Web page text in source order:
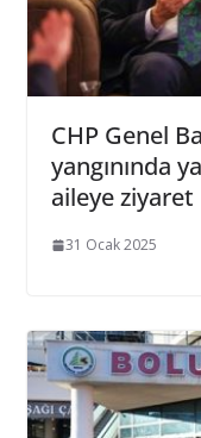
CHP Genel
yangınında
aileye ziyaret
31 Ocak 2025